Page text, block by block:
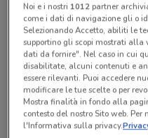
Lunedì n.d.
Martedì n.d.
Mercoledì n.d.
Giovedì n.d.
Venerdì n.d.
Sabato n.d.
Domenica n.d.
0690112235
TABACCHERIA N. 1
Tutte le promozioni di
Noi e i nostri 1012partner
come i dati di navigazione gli o
Selezionando Accetto, abiliti le
supportino gli scopi mostrati alla
dati da fornire". Nel caso in cui
disabilitate, alcuni contenuti e
essere rilevanti. Puoi accedere
modificare le tue scelte o per
Mostra finalità in fondo alla
contesto del nostro Sito web.
l'Informativa sulla privacy.